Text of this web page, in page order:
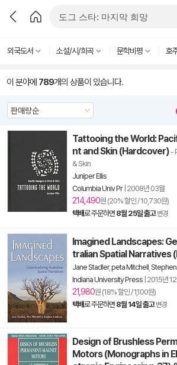
외국도서 소설/시/희곡 문학비평 호
이 분야에 789개의 상품이 있습니다.
Tattooing the World:
nt and Skin (Hardcover) -
& Skin
Juniper Ellis
Columbia Univ Pr| 2008년 03월
214,490원 (20% 할인 / 10,730원)
택배로 주문하면 8월 25일 출고 변경
Imagined Landscapes:
tralian Spatial Narratives
Jane Stadler,peta Mitchell
Indiana University Press 2015년
21,980원 (18% 할인 / 1,100원)
택배로 주문하면 8월 14일 출고 변경
Design of Brushless
Motors (Monographs in